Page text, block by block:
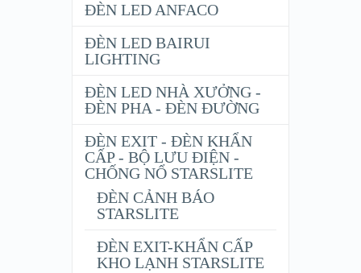
ĐÈN LED ANFACO
ĐÈN LED BAIRUI
LIGHTING
ĐÈN LED NHÀ XƯỞNG -
ĐÈN PHA - ĐÈN ĐƯỜNG
ĐÈN EXIT - ĐÈN KHẨN
CẤP - BỘ LƯU ĐIỆN -
CHỐNG NỔ STARSLITE
ĐÈN CẢNH BÁO
STARSLITE
ĐÈN EXIT-KHẨN CẤP
KHO LẠNH STARSLITE